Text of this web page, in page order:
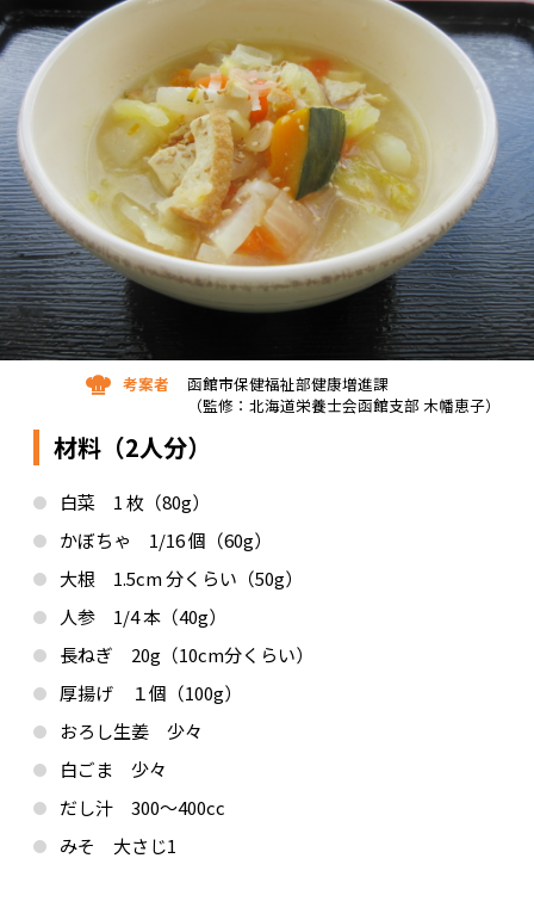
考案者
函館市保健福祉部健康増進課
（監修：北海道栄養士会函館支部 木幡恵子）
材料（2人分）
白菜 1 枚（80g）
かぼちゃ 1/16 個（60g）
大根 1.5cm 分くらい（50g）
人参 1/4 本（40g）
長ねぎ 20g（10cm分くらい）
厚揚げ １個（100g）
おろし生姜 少々
白ごま 少々
だし汁 300～400cc
みそ 大さじ1